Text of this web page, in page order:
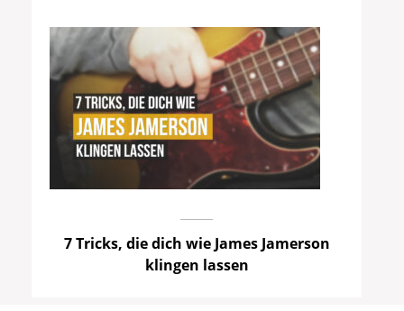
7 Tricks, die dich wie James Jamerson
klingen lassen